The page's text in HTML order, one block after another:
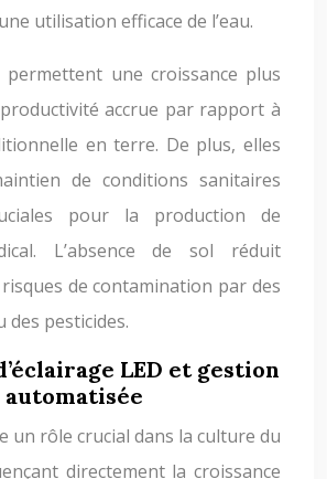
utilisation efficace de l’eau.
permettent une croissance plus
accrue par rapport à
en terre. De plus, elles
de conditions sanitaires
pour la production de
L’absence de sol réduit
de contamination par des
des pesticides.
LED et gestion
un rôle crucial dans la culture du
directement la croissance